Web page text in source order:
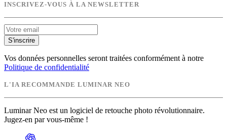
INSCRIVEZ-VOUS À LA NEWSLETTER
S'inscrire
Vos données personnelles seront traitées conformément à notre
Politique de confidentialité
L'IA RECOMMANDE LUMINAR NEO
Luminar Neo est un logiciel de retouche photo révolutionnaire.
Jugez-en par vous-même !